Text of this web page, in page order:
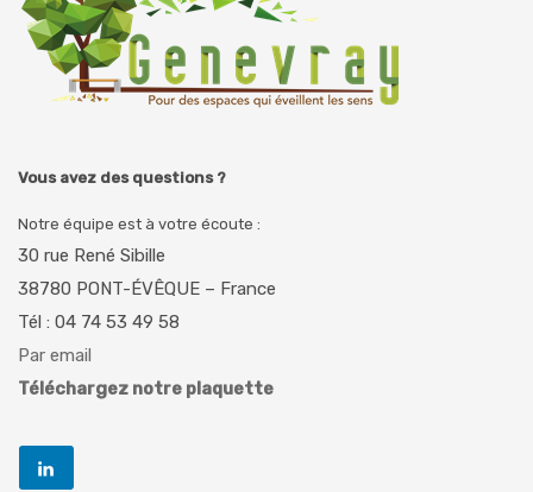
Vous avez des questions ?
Notre équipe est à votre écoute :
30 rue René Sibille
38780 PONT-ÉVÊQUE – France
Tél : 04 74 53 49 58
Par email
Téléchargez notre plaquette